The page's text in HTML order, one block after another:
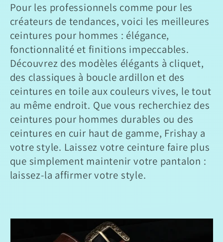
Pour les professionnels comme pour les
créateurs de tendances, voici les meilleures
ceintures pour hommes : élégance,
fonctionnalité et finitions impeccables.
Découvrez des modèles élégants à cliquet,
des classiques à boucle ardillon et des
ceintures en toile aux couleurs vives, le tout
au même endroit. Que vous recherchiez des
ceintures pour hommes durables ou des
ceintures en cuir haut de gamme, Frishay a
votre style. Laissez votre ceinture faire plus
que simplement maintenir votre pantalon :
laissez-la affirmer votre style.